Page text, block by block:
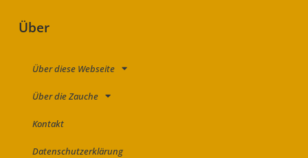
Über
Über diese Webseite
Über die Zauche
Kontakt
Datenschutzerklärung